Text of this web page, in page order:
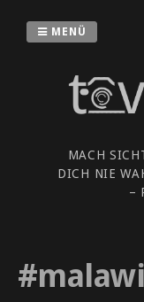
Inhalt
MACH
DICH NIE
–
MENÜ